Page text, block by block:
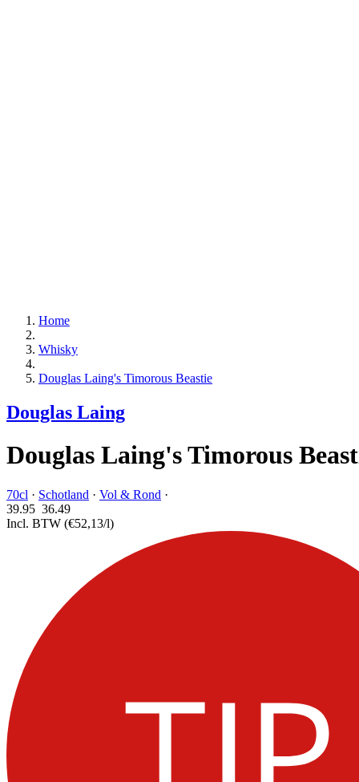
Home
Whisky
Douglas Laing's Timorous Beastie
Douglas Laing
Douglas Laing's Timorous
70cl · Schotland · Vol & Rond ·
39.95 36.49
Incl. BTW (€52,13/l)